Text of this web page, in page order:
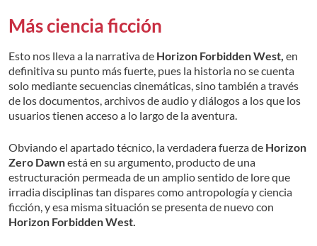
Más ciencia ficción
Esto nos lleva a la narrativa de Horizon Forbidden West, en
definitiva su punto más fuerte, pues la historia no se cuenta
solo mediante secuencias cinemáticas, sino también a través
de los documentos, archivos de audio y diálogos a los que los
usuarios tienen acceso a lo largo de la aventura.
Obviando el apartado técnico, la verdadera fuerza de Horizon
Zero Dawnestá en su argumento, producto de una
estructuración permeada de un amplio sentido de lore que
irradia disciplinas tan dispares como antropología y ciencia
ficción, y esa misma situación se presenta de nuevo con
Horizon Forbidden West.